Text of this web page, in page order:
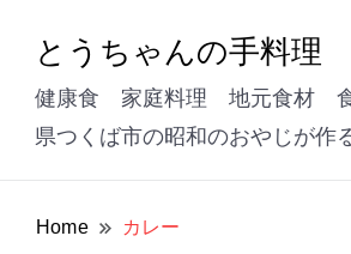
とうちゃんの手料理
健康食 家庭料理 地元食材
県つくば市の昭和のおやじが作
Home カレー